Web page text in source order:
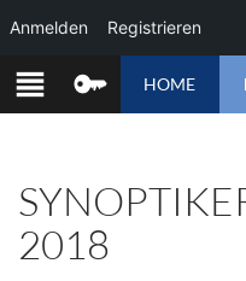
ZUM
INHALT
HOME
2018
Anmelden Registrieren